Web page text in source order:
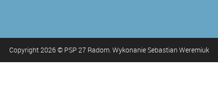
Copyright2026© PSP 27 Radom. Wykonanie Sebastian Weremiuk